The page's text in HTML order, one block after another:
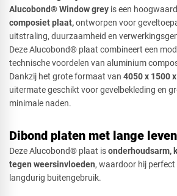
Alucobond® Window grey is een
composiet plaat,ontworpen voor
uitstraling, duurzaamheid en
Deze Alucobond® plaat combineert een
technische voordelen van aluminium
Dankzij het grote formaat van 4050 x 1500
uitermate geschikt voor gevelbekleding en
minimale naden.
Dibond platen met lange
Deze Alucobond® plaat isonderhoudsarm,
tegen weersinvloeden, waardoor hij
langdurig buitengebruik.